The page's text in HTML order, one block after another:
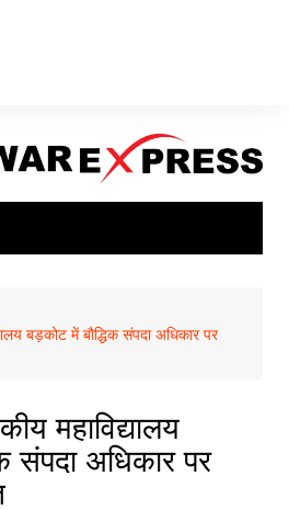
बड़कोट में बौद्धिक संपदा अधिकार पर
महाविद्यालय
संपदा अधिकार पर